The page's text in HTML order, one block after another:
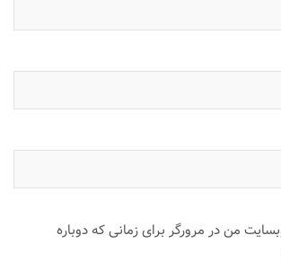
من در مرورگر برای زمانی که دوباره